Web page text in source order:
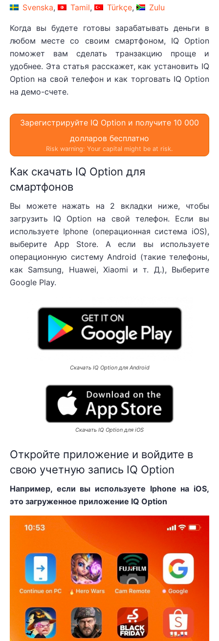
Svenska
Tamil Türkçe Zulu
Когда вы будете готовы зарабатывать деньги в
любом месте со своим смартфоном, IQ Option
поможет вам сделать транзакцию проще и
удобнее. Эта статья расскажет, как установить IQ
Option на свой телефон и как торговать IQ Option
на демо-счете.
Зарегистрируйте IQ Option и получите 10 000
долларов бесплатно
Risk warning: Your capital might be at risk.
Как скачать IQ Option для
смартфонов
Вы можете нажать на 2 вкладки ниже, чтобы
загрузить IQ Option на свой телефон. Если вы
используете Iphone (операционная система iOS),
выберите App Store. А если вы используете
операционную систему Android (такие телефоны,
как Samsung, Huawei, Xiaomi и т. Д.), Выберите
Google Play.
Скачать IQ Option для Android
Скачать IQ Option для iOS
Откройте приложение и войдите в
свою учетную запись IQ Option
Например, если вы используете Iphone на iOS,
это загруженное приложение IQ Option